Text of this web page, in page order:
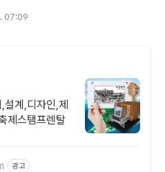
07:09
계,디자인,제
제스탬프렌탈
광고